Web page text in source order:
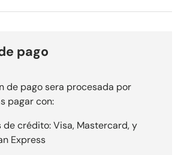
pago
de pago sera procesada por
pagar con:
de crédito: Visa, Mastercard, y
Express